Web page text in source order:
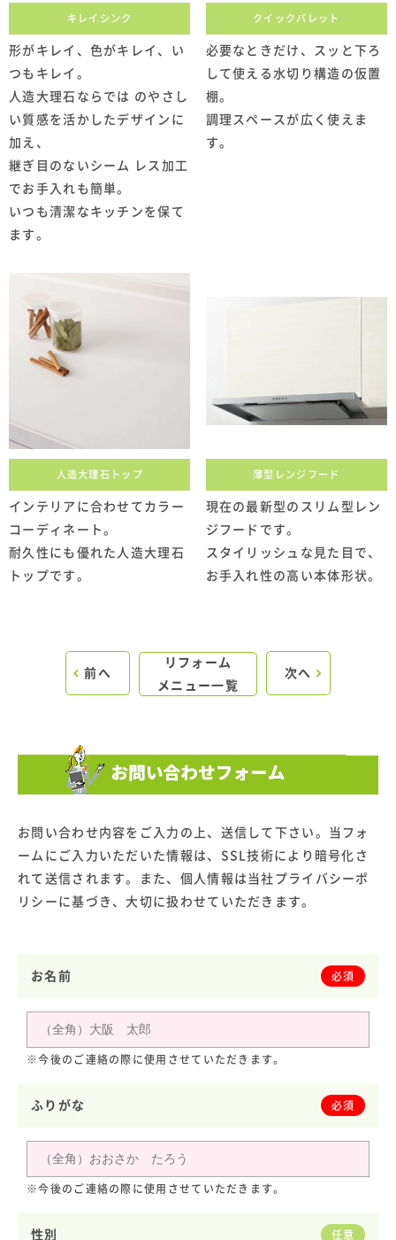
キレイシンク
形がキレイ、色がキレイ、い
つもキレイ。
人造大理石ならでは のやさし
い質感を活かしたデザインに
加え、
継ぎ目のないシーム レス加工
でお手入れも簡単。
いつも清潔なキッチンを保て
ます。
クイックパレット
必要なときだけ、スッと下ろ
して使える水切り構造の仮置
棚。
調理スペースが広く使えま
す。
人造大理石トップ
インテリアに合わせてカラー
コーディネート。
耐久性にも優れた人造大理石
トップです。
薄型レンジフード
現在の最新型のスリム型レン
ジフードです。
スタイリッシュな見た目で、
お手入れ性の高い本体形状。
前へ
リフォーム
メニュー一覧
次へ
お問い合わせ内容をご入力の上、送信して下さい。当フォ
ームにご入力いただいた情報は、SSL技術により暗号化さ
れて送信されます。また、個人情報は当社プライバシーポ
リシーに基づき、大切に扱わせていただきます。
お名前 必須
※今後のご連絡の際に使用させていただきます。
ふりがな 必須
※今後のご連絡の際に使用させていただきます。
性別 任意